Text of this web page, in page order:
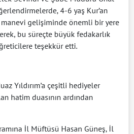
4-6 yaş Kur’an
manevi gelişiminde önemli bir yere
bu süreçte büyük fedakarlık
teşekkür etti.
Yıldırım’a çeşitli hediyeler
hatim duasının ardından
İl Müftüsü Hasan Güneş, İl